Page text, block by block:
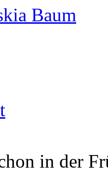
Baum
in der